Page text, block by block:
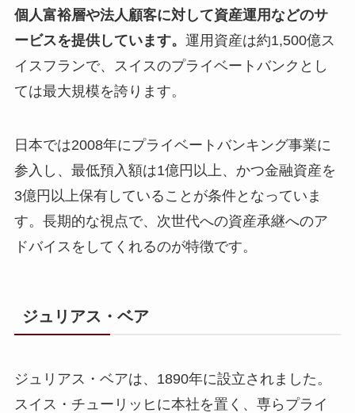
個人富裕層や法人顧客に対して資産運用などのサ
ービスを提供しています。 運用資産は約1,500億ス
イスフランで、スイスのプライベートバンクとし
ては最大規模を誇ります。
日本では2008年にプライベートバンキング事業に
参入し、最低預入額は1億円以上、かつ金融資産を
3億円以上保有していることが条件となっていま
す。長期的な視点で、次世代への資産承継へのア
ドバイスをしてくれるのが特徴です。
ジュリアス・ベア
ジュリアス・ベアは、1890年に設立されました。
スイス・チューリッヒに本社を置く、専らプライ